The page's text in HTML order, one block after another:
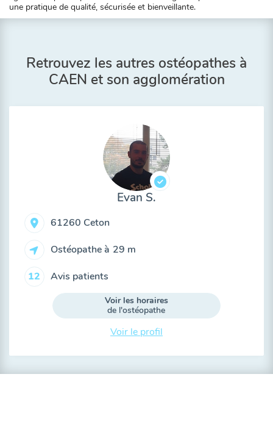
une pratique de qualité, sécurisée et bienveillante.
Retrouvez les autres ostéopathes à
CAEN et son agglomération
Evan S.
61260 Ceton
Ostéopathe à 29 m
12 Avis patients
Voir les horaires
de l'ostéopathe
Voir le profil